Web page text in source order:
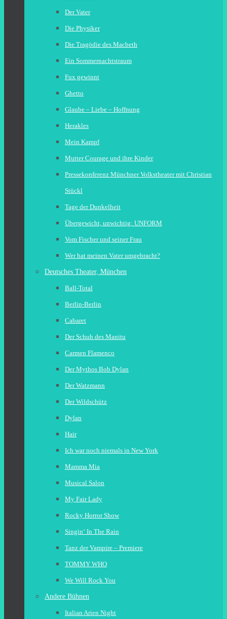
Der Vater
Die Physiker
Die Tragödie des Macbeth
Ein Sommernachtstraum
Fux gewinnt
Ghetto
Glaube – Liebe – Hoffnung
Herakles
Mein Kampf
Mutter Courage und ihre Kinder
Pressekonferenz Münchner Volkstheater mit Christian
Stückl
Tage der Dunkelheit
Übergewicht, unwichtig: UNFORM
Vom Fischer und seiner Frau
Wer hat meinen Vater umgebracht?
Deutsches Theater, München
Ball-Total
Berlin-Berlin
Cabaret
Der Schuh des Manitu
Carmen Flamenco
Der Mythos Bob Dylan
Der Watzmann
Der Wildschütz
Dylan
Hair
Ich war noch niemals in New York
Mamma Mia
Musical Salon
My Fair Lady
Rocky Horror Show
Singin‘ In The Rain
Tanz der Vampire – Premiere
TOMMY WHO
We Will Rock You
Andere Bühnen
Italian Arien Night